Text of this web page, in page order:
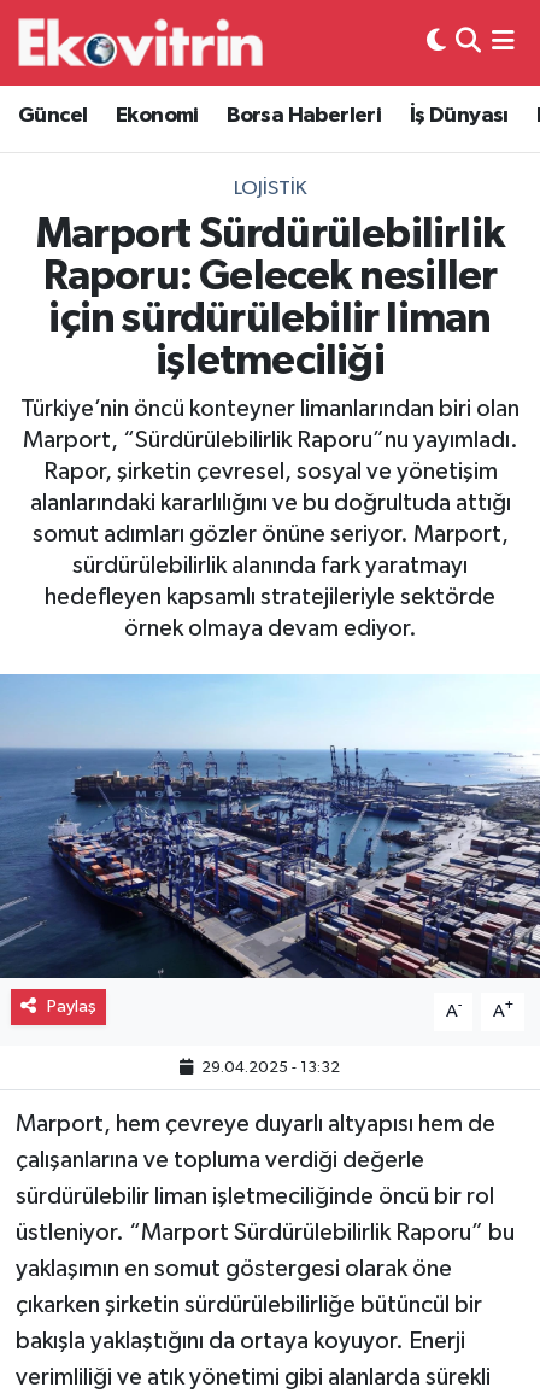
Güncel Ekonomi Borsa Haberleri İş Dünyası
LOJISTIK
Marport Sürdürülebilirlik
Raporu: Gelecek nesiller
için sürdürülebilir liman
işletmeciliği
Türkiye’nin öncü konteyner limanlarından biri olan
Marport, “Sürdürülebilirlik Raporu”nu yayımladı.
Rapor, şirketin çevresel, sosyal ve yönetişim
alanlarındaki kararlılığını ve bu doğrultuda attığı
somut adımları gözler önüne seriyor. Marport,
sürdürülebilirlik alanında fark yaratmayı
hedefleyen kapsamlı stratejileriyle sektörde
örnek olmaya devam ediyor.
Paylaş A- A+
29.04.2025 - 13:32
Marport, hem çevreye duyarlı altyapısı hem de
çalışanlarına ve topluma verdiği değerle
sürdürülebilir liman işletmeciliğinde öncü bir rol
üstleniyor. “Marport Sürdürülebilirlik Raporu” bu
yaklaşımın en somut göstergesi olarak öne
çıkarken şirketin sürdürülebilirliğe bütüncül bir
bakışla yaklaştığını da ortaya koyuyor. Enerji
verimliliği ve atık yönetimi gibi alanlarda sürekli
Güncel
Ekonomi
Borsa Haberleri
İş Dünyası
Lojistik
Otovitrin
Asayiş
Magazin
Gayrimenkul
Hava Durumu
Trafik Durumu
Süper Lig Puan Durumu ve Fikstür
Tüm Manşetler
Son Dakika Haberleri
Haber Arşivi